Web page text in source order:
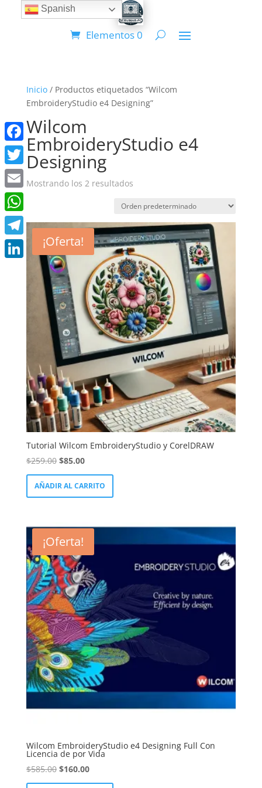
Elementos 0
Inicio/ Productos etiquetados “Wilcom
EmbroideryStudio e4 Designing”
Wilcom
EmbroideryStudio e4
Designing
Mostrando los 2 resultados
¡Oferta!
Tutorial Wilcom EmbroideryStudio y CorelDRAW
$259.00 El
precio
original
era:
$85.00El
precio
actual
es:
AÑADIR AL CARRITO
¡Oferta!
Wilcom EmbroideryStudio e4 Designing Full Con
Licencia de por Vida
$585.00 El
precio
$160.00El
precio
Facebook
Twitter
Email
WhatsApp
Telegram
Spanish